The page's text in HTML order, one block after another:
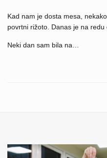
Kad nam je dosta mesa,
povrtni rižoto. Danas je na redu
Neki dan sam bila na…